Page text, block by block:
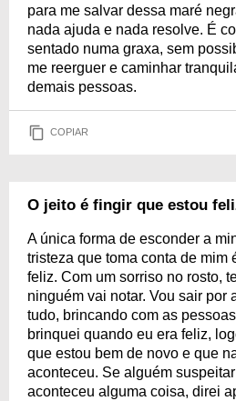
para me salvar dessa maré
nada ajuda e nada resolve. É
sentado numa graxa, sem
me reerguer e caminhar
demais pessoas.
COPIAR
O jeito é fingir que estou
A única forma de esconder a
tristeza que toma conta de mim
feliz. Com um sorriso no rosto,
ninguém vai notar. Vou sair por
tudo, brincando com as
brinquei quando eu era feliz,
que estou bem de novo e que
aconteceu. Se alguém
aconteceu alguma coisa, direi